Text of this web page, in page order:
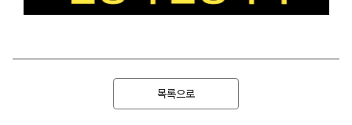
목록으로